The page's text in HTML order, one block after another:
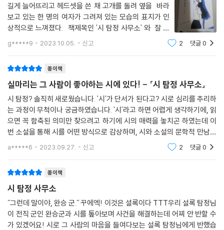
평소 시를 어렵게 생각했던 초등학교 고학년 어린이나 시를 재미있게 공부
하고 싶은 청소년, 한때 시를 사랑했거나 지금도 시를 아끼는 일반인 독자
에게 추천한다. 시를 어떤 방식으로 감상하며, 시와 소설의 문학적 만남이
길게 늘어뜨리고 헤드셋을 쓴 채 고개를 돌려 옆을 바라
보고 있는 한 명의 여자가 그려져 있는 모습의 표지가 인
상적으로 느껴졌다. 책제목인 '시 탐정 사무소' 와 잘 어
울리고 어떤 연관성을 가지고 있는 것처럼 느껴졌다. 책
겉면에 '사건을 풀 단서는 의뢰인들이 들고 온 시에 있
g*****9 2023.10.05. 신고 2 댓글0
종이책
실마리는 그 사람이 좋아하는 시에 있다! - 『시 탐정 사무소』
시 탐정? 솔직히 새로웠습니다. '시'가 단서가 된다고? 시로 심리를 추리하
는 과정이 무척이나 궁금하였습니다. '시'라고 하면 어렵게 생각하기에, 읽
으면 꼭 함축된 의미만 찾으려고 하기에 시의 매력을 놓치곤 하였는데 이
번 소설을 통해 시를 어떤 방식으로 감상하며, 시와 소설의 문학적 만남이
어떤 매력을 주는지 한번 살펴보고자 합니다. 시를 공부하는 청소년, 시를
a*****6 2023.09.27. 신고 2 댓글0
종이책
시 탐정 사무소
˝그런데 말이야, 완승 군.˝ 꾸에엑! 이것은 셜록이다 TTT우리 설록 탐정님
이 전직 군인 완승군과 시를 톺아보며 사건을 해결하는데 어찌 안 반할 수
가 있겠어요! 시로 그 사람의 마음을 들여다보는 설록 탐정님에게 반했습